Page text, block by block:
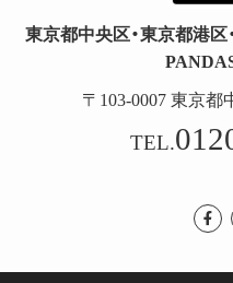
東京都中央区・東京都港
〒103-0007 東京都
TEL.